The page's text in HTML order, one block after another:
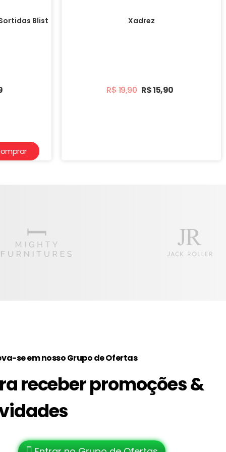
Blist Xadrez
R$19,90 R$15,90
se em nosso Grupo de Ofertas
receber promoções &